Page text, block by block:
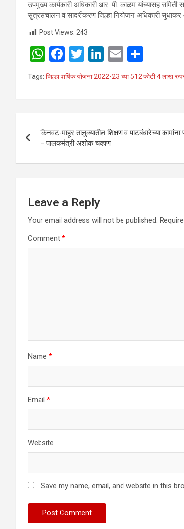
उपमुख्य कार्यकारी अधिकारी आर. पी. काळम यांच्यासह समिती
सुत्रसंचालन व सादरीकरण जिल्हा नियोजन अधिकारी
Post Views: 243
W
h
at
s
p
p
F
a
ce
b
o
k
T
wi
tt
er
Li
n
ke
dI
E
m
ail
h
ar
e
Tags: जिल्हा वार्षिक योजना 2022-23 च्या 512 कोटी 4 लाख
navigation
किनवट-माहूर तालुक्यातील शिक्षण व पाटबंधारेच्या कामांना
– पालकमंत्री अशोक चव्हाण
Leave a Reply
Your email address will not be published.
Comment *
Name *
Email *
Website
Save my name, email, and website in this